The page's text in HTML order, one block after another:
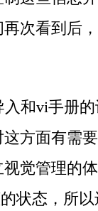
次看到后
和vi手册
方面有需
觉管理的
状态，所